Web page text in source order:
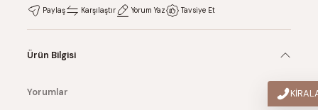
Paylaş Karşılaştır Yorum Yaz Tavsiye Et
Ürün Bilgisi
Yorumlar